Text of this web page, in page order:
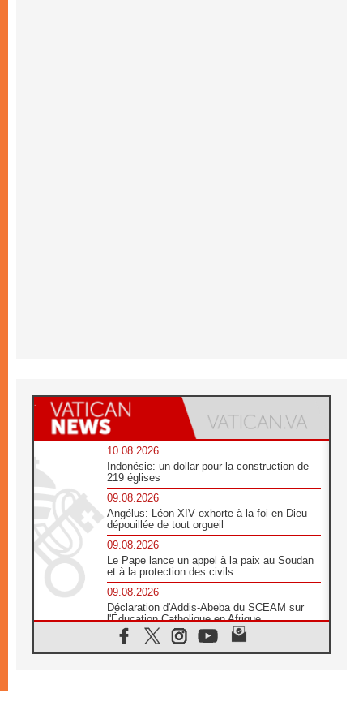
10.08.2026
Indonésie: un dollar pour la construction de
219 églises
09.08.2026
Angélus: Léon XIV exhorte à la foi en Dieu
dépouillée de tout orgueil
09.08.2026
Le Pape lance un appel à la paix au Soudan
et à la protection des civils
09.08.2026
Déclaration d'Addis-Abeba du SCEAM sur
l'Éducation Catholique en Afrique
08.08.2026
En Cisjordanie, les chrétiens se sentent